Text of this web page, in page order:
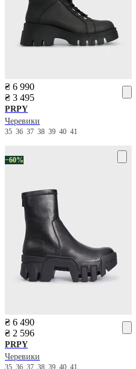
₴ 6 990
₴ 3 495
PRPY
Черевики
35 36 37 38 39 40 41
−60%
₴ 6 490
₴ 2 596
PRPY
Черевики
35 36 37 38 39 40 41